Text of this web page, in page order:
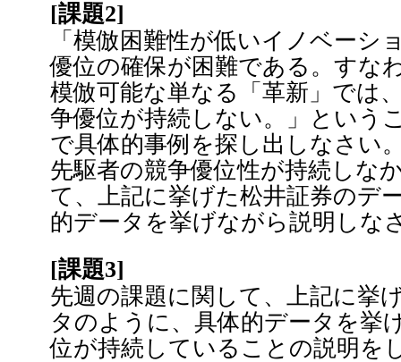
[課題2]
「模倣困難性が低いイノベーシ
優位の確保が困難である。すな
模倣可能な単なる「革新」では
争優位が持続しない。」という
で具体的事例を探し出しなさい
先駆者の競争優位性が持続しな
て、上記に挙げた松井証券のデ
的データを挙げながら説明しな
[課題3]
先週の課題に関して、上記に挙
タのように、具体的データを挙
位が持続していることの説明を